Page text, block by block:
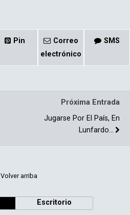
Pin
Correo
electrónico
SMS
Próxima Entrada
Jugarse Por El País, En
Lunfardo…
Volver arriba
Escritorio